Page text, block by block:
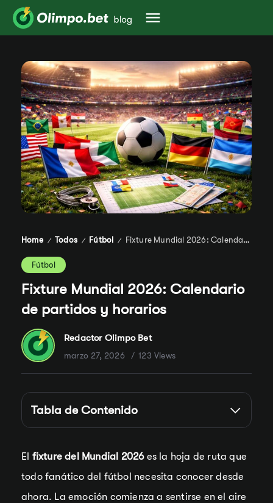
Home / Todos / Fútbol / Fixture Mundial 2026: Calendario de partidos y horarios
Fútbol
Fixture Mundial 2026: Calendario
de partidos y horarios
Redactor Olimpo Bet
marzo 27, 2026 123 Views
Tabla de Contenido
El fixture del Mundial 2026es la hoja de ruta que
todo fanático del fútbol necesita conocer desde
ahora. La emoción comienza a sentirse en el aire